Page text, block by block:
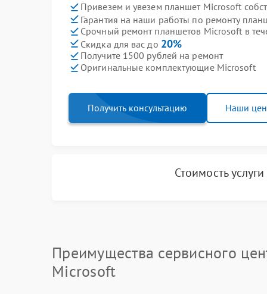
Привезем и увезем планшет Microsoft
Гарантия на наши работы по ремонту
Срочный ремонт планшетов Microsoft в
Скидка для вас до 20%
Получите 1500 рублей на ремонт
Оригинальные комплектующие Microsoft
Получить консультацию Наши
Стоимость услуги
Преимущества сервисного
Microsoft